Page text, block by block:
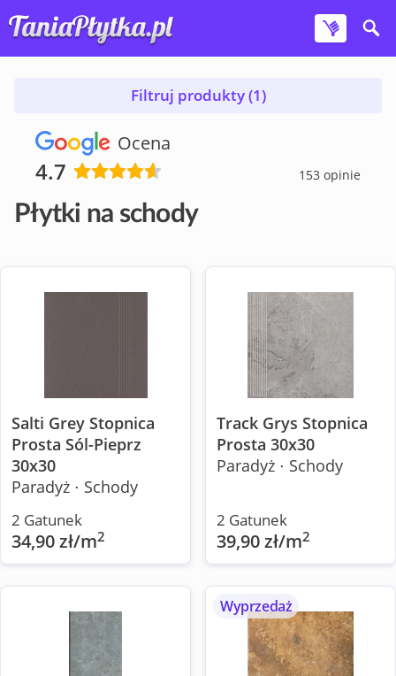
Filtruj produkty (1)
Ocena
4.7 153 opinie
Płytki na schody
Salti Grey Stopnica
Prosta Sól-Pieprz
30x30
Paradyż ⋅ Schody
2 Gatunek
34,90 zł/m2
Track Grys Stopnica
Prosta 30x30
Paradyż ⋅ Schody
2 Gatunek
39,90 zł/m2
Wyprzedaż